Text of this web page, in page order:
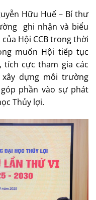
Hữu Huế – Bí thư
ghi nhận và biểu
Hội CCB trong thời
muốn Hội tiếp tục
cực tham gia các
dựng môi trường
phần vào sự phát
Thủy lợi.